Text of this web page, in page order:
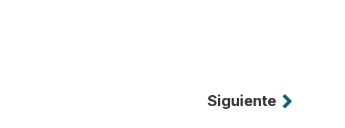
Siguiente